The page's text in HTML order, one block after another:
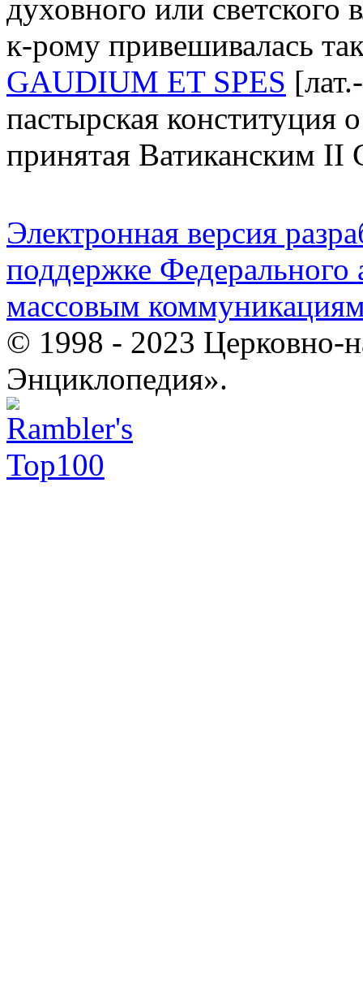
духовного или
к-рому привешивалась
GAUDIUM ET SPES
пастырская конституция
принятая Ватиканским II
Электронная версия
поддержке Федерального
массовым
© 1998 - 2023 Церковно-
Энциклопедия».